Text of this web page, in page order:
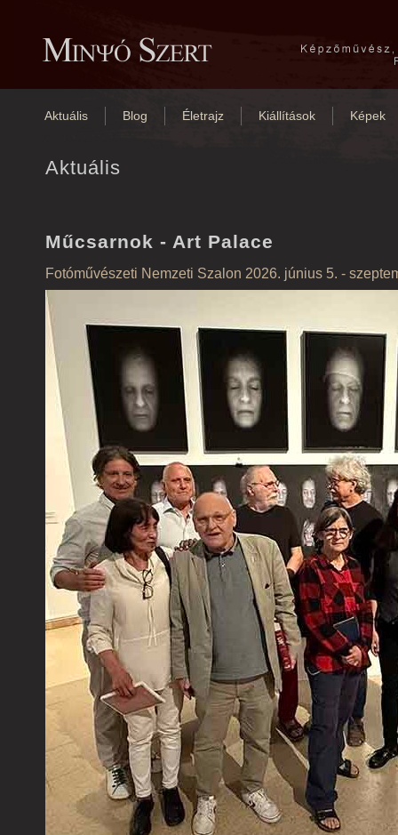
Aktuális Blog Életrajz Kiállítások Képek
Aktuális
Műcsarnok - Art Palace
Fotóművészeti Nemzeti Szalon 2026. június 5. -